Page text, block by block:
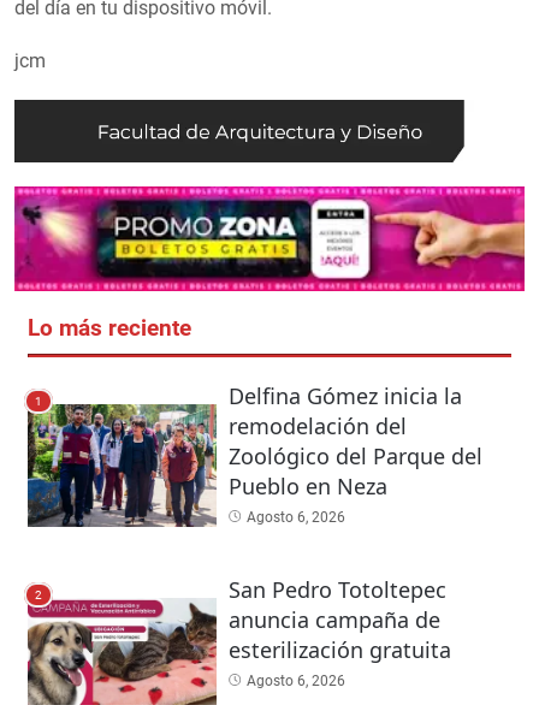
del día en tu dispositivo móvil.
jcm
Lo más reciente
1
Delfina Gómez inicia la
remodelación del
Zoológico del Parque del
Pueblo en Neza
Agosto 6, 2026
2
San Pedro Totoltepec
anuncia campaña de
esterilización gratuita
Agosto 6, 2026